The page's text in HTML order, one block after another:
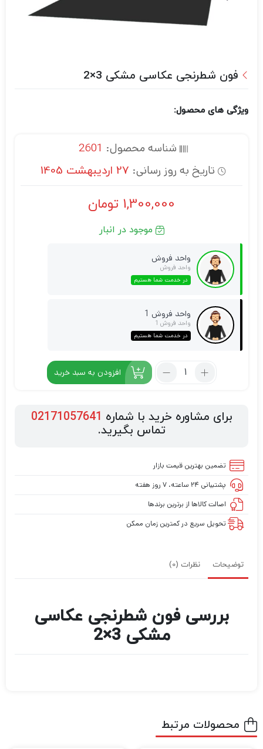
فون شطرنجی عکاسی مشکی 3×2
ویژگی های محصول:
شناسه محصول: 2601
تاریخ به روز رسانی: 27 اردیبهشت 1405
1,300,000 تومان
موجود در انبار
واحد فروش
واحد فروش
در خدمت شما هستیم
واحد فروش 1
واحد فروش 1
در خدمت شما هستیم
افزودن به سبد خرید
برای مشاوره خرید با شماره 02171057641
تماس بگیرید.
تضمین بهترین قیمت بازار
پشتیبانی ۲۴ ساعته، ۷ روز هفته
اصالت کالاها از برترین برندها
تحویل سریع در کمترین زمان ممکن
توضیحات نظرات (0)
بررسی فون شطرنجی عکاسی
مشکی 3×2
محصولات مرتبط